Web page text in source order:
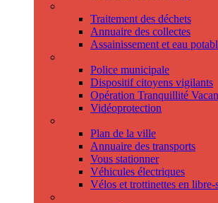
Traitement des déchets
Annuaire des collectes
Assainissement et eau
Police municipale
Dispositif citoyens vigilants
Opération Tranquillité
Vidéoprotection
Plan de la ville
Annuaire des transports
Vous stationner
Véhicules électriques
Vélos et trottinettes en libre-